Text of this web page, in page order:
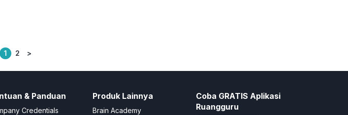
Posts
1 2 >
& Panduan
Credentials
Produk Lainnya
Brain Academy
Coba GRATIS Aplikasi
Ruangguru